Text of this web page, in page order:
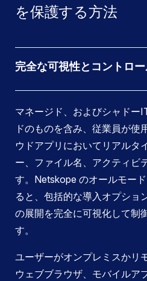
を保護する方法
完全な可視性とコントロ
マネージド、およびシャドー
ドのものを含み、従業員が使
ウドアプリにおいてリアルタ
ー、ファイル名、アクティビ
す。Netskope のオールモー
ると、包括的な導入オプショ
の展開を完全に可視化して制
す。
ユーザーがオンプレミスかリ
ウェブブラウザ、モバイルア